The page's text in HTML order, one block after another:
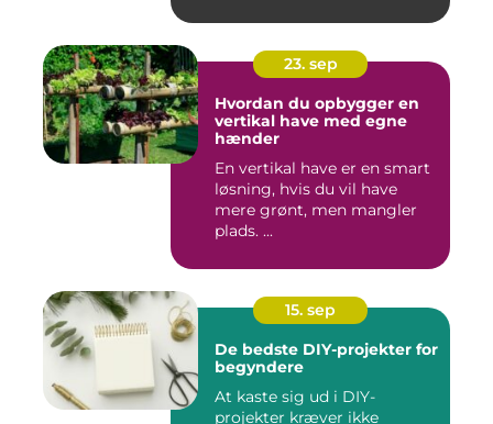
23. sep
Hvordan du opbygger en
vertikal have med egne
hænder
En vertikal have er en smart
løsning, hvis du vil have
mere grønt, men mangler
plads. ...
15. sep
De bedste DIY-projekter for
begyndere
At kaste sig ud i DIY-
projekter kræver ikke